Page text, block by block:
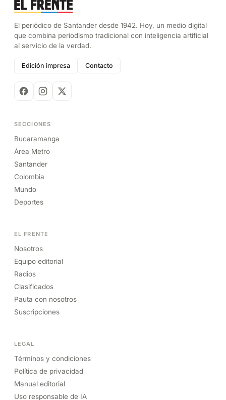
El periódico de Santander desde 1942. Hoy, un medio digital
que combina periodismo tradicional con inteligencia artificial
al servicio de la verdad.
Edición impresa Contacto
SECCIONES
Bucaramanga
Área Metro
Santander
Colombia
Mundo
Deportes
EL FRENTE
Nosotros
Equipo editorial
Radios
Clasificados
Pauta con nosotros
Suscripciones
LEGAL
Términos y condiciones
Política de privacidad
Manual editorial
Uso responsable de IA